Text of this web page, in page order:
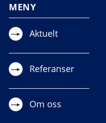
MENY
Aktuelt
Referanser
Om oss